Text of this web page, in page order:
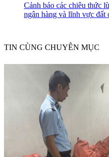
Cảnh báo các chiêu thức
ngân hàng và lĩnh vực đất
TIN CÙNG CHUYÊN MỤC